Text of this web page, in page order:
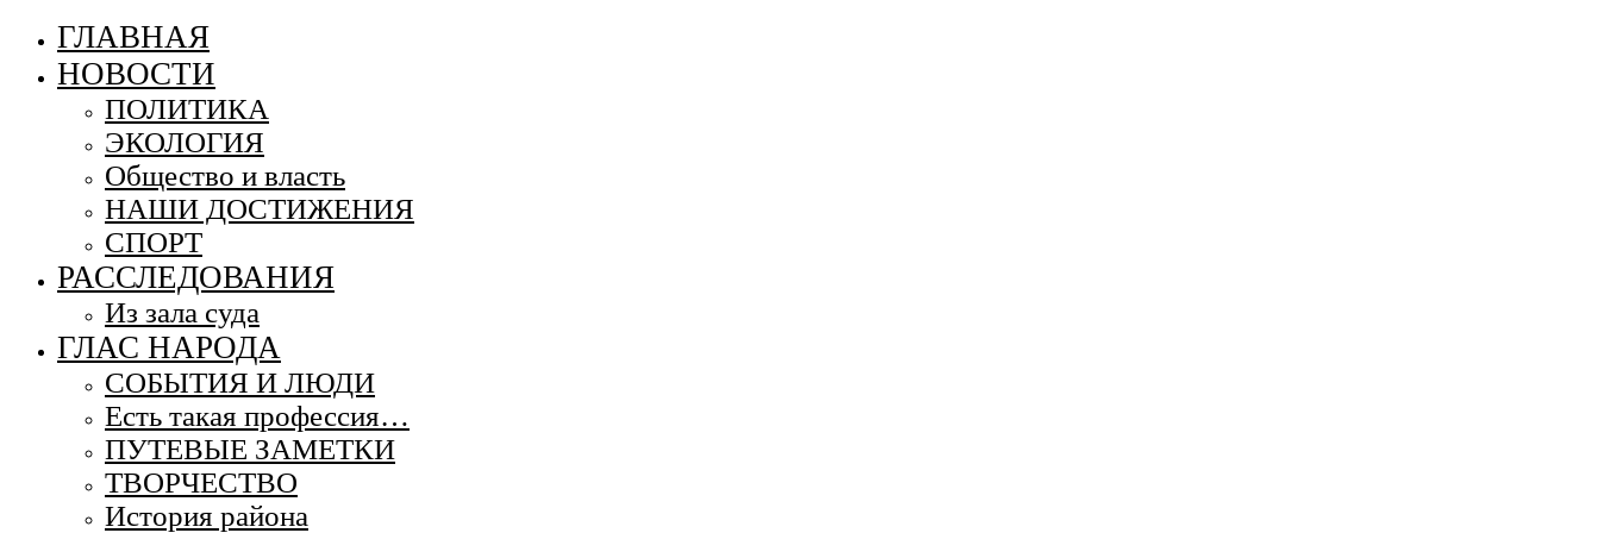
ГЛАВНАЯ
НОВОСТИ
ПОЛИТИКА
ЭКОЛОГИЯ
Общество и власть
НАШИ ДОСТИЖЕНИЯ
СПОРТ
РАССЛЕДОВАНИЯ
Из зала суда
ГЛАС НАРОДА
СОБЫТИЯ И ЛЮДИ
Есть такая профессия…
ПУТЕВЫЕ ЗАМЕТКИ
ТВОРЧЕСТВО
История района